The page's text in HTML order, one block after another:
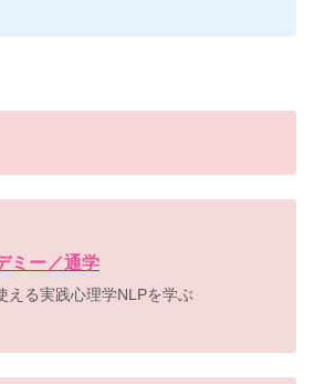
ミー／通学
える実践心理学NLPを学ぶ